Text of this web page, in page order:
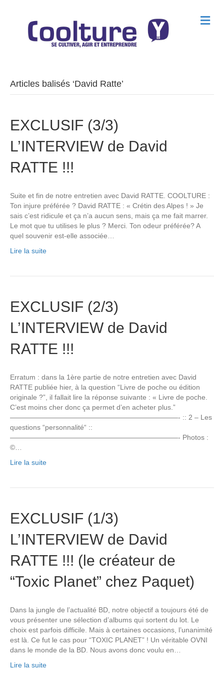
M
e
Articles balisés ‘David Ratte’
EXCLUSIF (3/3)
L’INTERVIEW de David
RATTE !!!
Suite et fin de notre entretien avec David RATTE. COOLTURE :
Ton injure préférée ? David RATTE : « Crétin des Alpes ! » Je
sais c’est ridicule et ça n’a aucun sens, mais ça me fait marrer.
Le mot que tu utilises le plus ? Merci. Ton odeur préférée? A
quel souvenir est-elle associée…
Lire la suite
EXCLUSIF (2/3)
L’INTERVIEW de David
RATTE !!!
Erratum : dans la 1ère partie de notre entretien avec David
RATTE publiée hier, à la question “Livre de poche ou édition
originale ?”, il fallait lire la réponse suivante : « Livre de poche.
C’est moins cher donc ça permet d’en acheter plus.”
————————————————————————- :: 2 – Les
questions “personnalité“ ::
————————————————————————- Photos :
©…
Lire la suite
EXCLUSIF (1/3)
L’INTERVIEW de David
RATTE !!! (le créateur de
“Toxic Planet” chez Paquet)
Dans la jungle de l’actualité BD, notre objectif a toujours été de
vous présenter une sélection d’albums qui sortent du lot. Le
choix est parfois difficile. Mais à certaines occasions, l’unanimité
est là. Ce fut le cas pour “TOXIC PLANET” ! Un véritable OVNI
dans le monde de la BD. Nous avons donc voulu en…
Lire la suite